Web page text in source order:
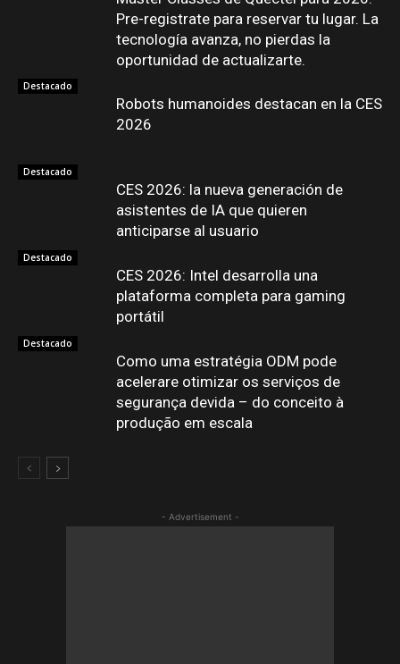
Pre-registrate para reservar tu lugar. La
tecnología avanza, no pierdas la
oportunidad de actualizarte.
Destacado
Robots humanoides destacan en la CES
2026
Destacado
CES 2026: la nueva generación de
asistentes de IA que quieren
anticiparse al usuario
Destacado
CES 2026: Intel desarrolla una
plataforma completa para gaming
portátil
Destacado
Como uma estratégia ODM pode
acelerare otimizar os serviços de
segurança devida – do conceito à
produção em escala
- Advertisement -